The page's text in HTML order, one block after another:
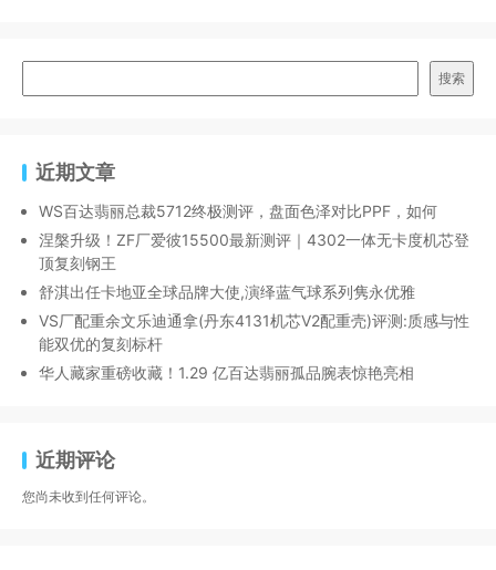
搜索
近期文章
WS百达翡丽总裁5712终极测评，盘面色泽对比PPF，如何
涅槃升级！ZF厂爱彼15500最新测评｜4302一体无卡度机芯登
顶复刻钢王
舒淇出任卡地亚全球品牌大使,演绎蓝气球系列隽永优雅
VS厂配重余文乐迪通拿(丹东4131机芯V2配重壳)评测:质感与性
能双优的复刻标杆
华人藏家重磅收藏！1.29 亿百达翡丽孤品腕表惊艳亮相
近期评论
您尚未收到任何评论。